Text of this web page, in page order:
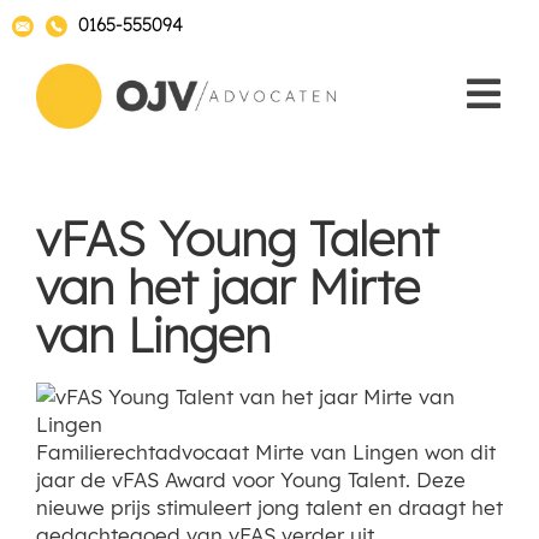
0165-555094
vFAS Young Talent
van het jaar Mirte
van Lingen
Familierechtadvocaat Mirte van Lingen won dit
jaar de vFAS Award voor Young Talent. Deze
nieuwe prijs stimuleert jong talent en draagt het